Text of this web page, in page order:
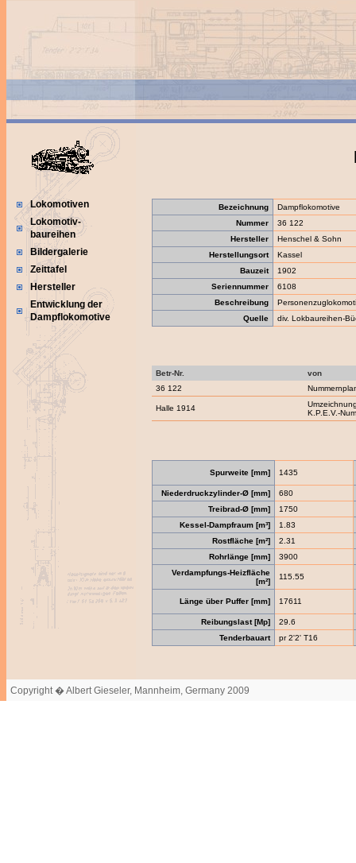
Lokomotiven
Lokomotiv-
baureihen
Bildergalerie
Zeittafel
Hersteller
Entwicklung der
Dampflokomotive
Bezeichnung
Dampflokomotive
Nummer
36 122
Hersteller
Henschel & Sohn
Herstellungsort
Kassel
Bauzeit
1902
Seriennummer
6108
Beschreibung
Quelle
div. Lokbaureihen-
Betr-Nr.
von
36 122
Halle 1914
K.P.E.V.-
Spurweite [mm] 1435
Niederdruckzylinder-Ø [mm]
680
Treibrad-Ø [mm]
1750
Kessel-Dampfraum [m³]
1.83
Rostfläche [m²]
2.31
Rohrlänge [mm]
3900
Verdampfungs-Heizfläche
[m²]
115.55
Länge über Puffer [mm] 17611
Reibungslast [Mp]
29.6
Tenderbauart
pr 2'2' T16
Copyright � Albert Gieseler, Mannheim, Germany 2009